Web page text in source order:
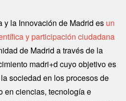
y la Innovación de Madrid es un
y participación ciudadana
de Madrid a través de la
madri+d cuyo objetivo es
sociedad en los procesos de
en ciencias, tecnología e